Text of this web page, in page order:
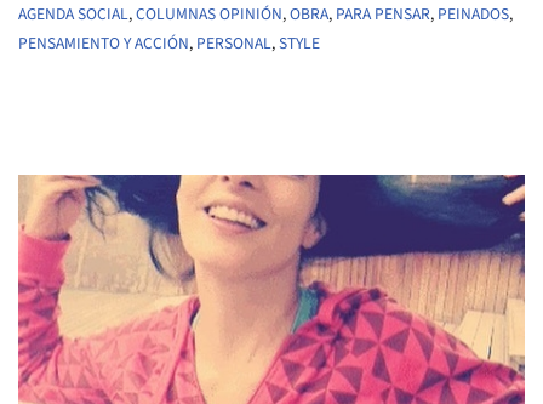
AGENDA SOCIAL,COLUMNAS OPINIÓN,OBRA, PARA PENSAR, PEINADOS,
PENSAMIENTO Y ACCIÓN, PERSONAL,STYLE